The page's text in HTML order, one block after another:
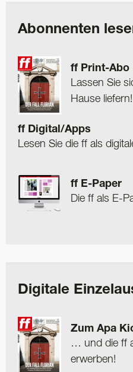
Abonnenten
ff Print-Abo
Lassen Sie
Hause liefern!
ff Digital/Apps
Lesen Sie die ff als
ff E-Paper
Die ff als E-
Digitale
Zum Apa
… und die ff
erwerben!